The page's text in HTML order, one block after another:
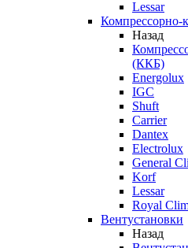
Lessar
Компрессорно-
Назад
(ККБ)
Energolux
IGC
Shuft
Carrier
Dantex
Electrolux
General
Korf
Lessar
Royal
Вентустановки
Назад